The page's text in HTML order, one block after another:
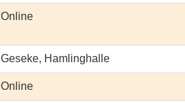
Online
Geseke, Hamlinghalle
Online